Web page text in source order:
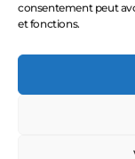
consentement peut
et fonctions.